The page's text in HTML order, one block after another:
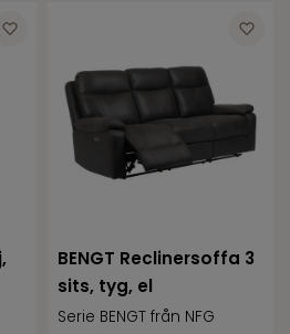
BENGT Reclinersoffa 3
sits, tyg, el
Serie BENGT från NFG